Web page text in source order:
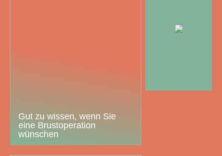
Gut zu wissen, wenn Sie
eine Brustoperation
wünschen